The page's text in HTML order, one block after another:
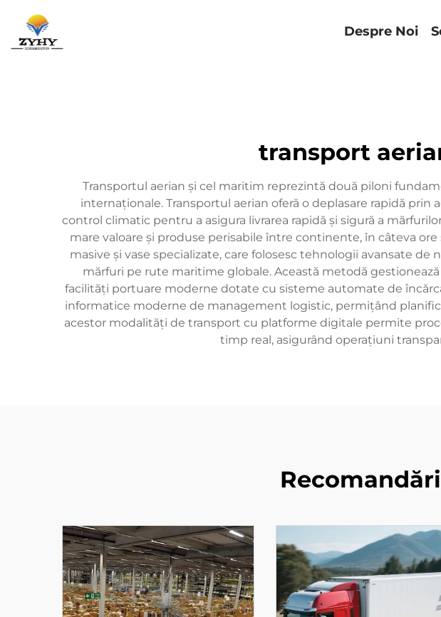
Despre Noi
transport
Transportul aerian și cel maritim reprezintă două piloni
internaționale. Transportul aerian oferă o deplasare rapidă
control climatic pentru a asigura livrarea rapidă și sigură a
mare valoare și produse perisabile între continente, în câteva
masive și vase specializate, care folosesc tehnologii avansate
mărfuri pe rute maritime globale. Această metodă
facilități portuare moderne dotate cu sisteme automate de
informatice moderne de management logistic, permițând
acestor modalități de transport cu platforme digitale permite
timp real, asigurând operațiuni